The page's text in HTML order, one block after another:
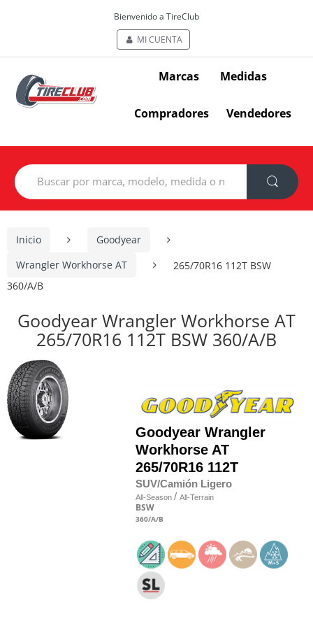
Bienvenido a TireClub
MI CUENTA
Marcas Medidas
Compradores Vendedores
Search
for:
Inicio
Goodyear
Wrangler Workhorse AT
265/70R16 112T BSW
360/A/B
Goodyear Wrangler Workhorse AT
265/70R16 112T BSW 360/A/B
Goodyear Wrangler
Workhorse AT
265/70R16 112T
SUV/Camión Ligero
All-Season / All-Terrain
BSW
360/A/B